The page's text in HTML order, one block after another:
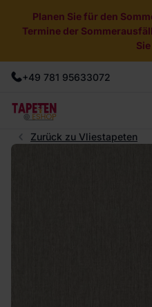
Planen Sie für den
Termine der
+49 781 95633072
Zurück zu Vliestapeten